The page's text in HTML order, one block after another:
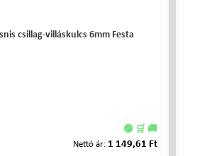
csillag-villáskulcs 6mm Festa
🟢 🛒 🚚
Nettó ár: 1 149,61 Ft